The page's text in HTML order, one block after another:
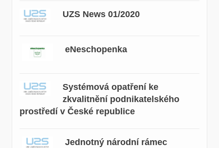
UZS News 01/2020
eNeschopenka
Systémová opatření ke
zkvalitnění podnikatelského
prostředí v České republice
Jednotný národní rámec